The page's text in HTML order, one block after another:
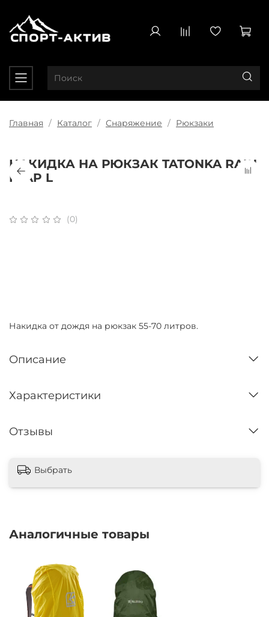
Главная Каталог Снаряжение Рюкзаки
(0)
НАКИДКА НА РЮКЗАК TATONKA RAIN
FLAP L
Накидка от дождя на рюкзак 55-70 литров.
Описание
Характеристики
Отзывы
Выбрать
Аналогичные товары